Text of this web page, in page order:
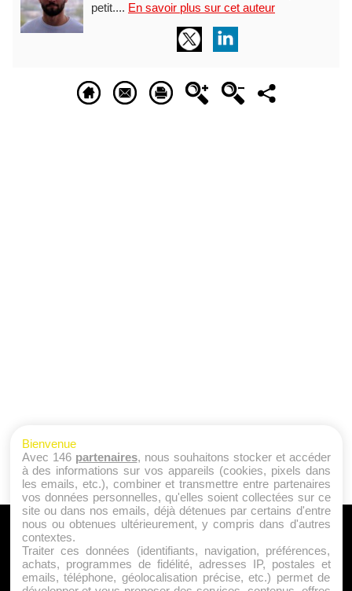
petit.... En savoir plus sur cet auteur
A PROPOS
Qui sommes nous ?
Mentions Légales
Bienvenue
Avec 146 partenaires, nous souhaitons stocker et accéder
à des informations sur vos appareils (cookies, pixels dans
les emails, etc.), combiner et transmettre entre partenaires
vos données personnelles, qu'elles soient collectées sur ce
site ou dans nos emails, déjà détenues par certains d'entre
nous ou obtenues ultérieurement, y compris dans d'autres
contextes.
Traiter ces données (identifiants, navigation, préférences,
achats, programmes de fidélité, adresses IP, postales et
emails, téléphone, géolocalisation précise, etc.) permet de